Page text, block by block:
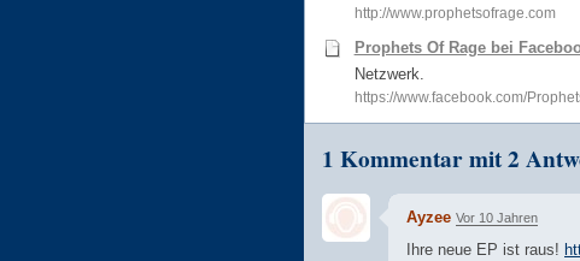
http://www.prophetsofrage.com
Prophets Of Rage bei
Netzwerk.
https://www.facebook.com/
1 Kommentar mit 2
Ayzee Vor 10 Jahren
Ihre neue EP ist raus!